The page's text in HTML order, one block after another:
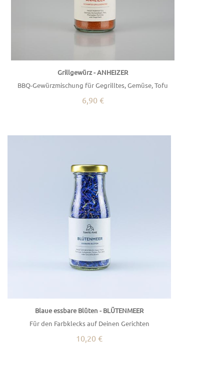
Grillgewürz - ANHEIZER
BBQ-Gewürzmischung für Gegrilltes, Gemüse, Tofu
6,90 €
Blaue essbare Blüten - BLÜTENMEER
Für den Farbklecks auf Deinen Gerichten
10,20 €